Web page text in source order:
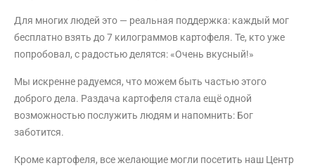
Для многих людей это — реальная поддержка: каждый мог
бесплатно взять до 7 килограммов картофеля. Те, кто уже
попробовал, с радостью делятся: «Очень вкусный!»
Мы искренне радуемся, что можем быть частью этого
доброго дела. Раздача картофеля стала ещё одной
возможностью послужить людям и напомнить: Бог
заботится.
Кроме картофеля, все желающие могли посетить наш Центр